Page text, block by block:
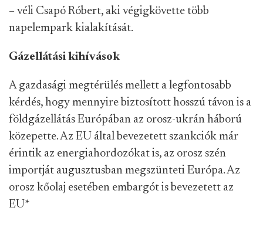
– véli Csapó Róbert, aki végigkövette több
napelempark kialakítását.
Gázellátási kihívások
A gazdasági megtérülés mellett a legfontosabb
kérdés, hogy mennyire biztosított hosszú távon is a
földgázellátás Európában az orosz-ukrán háború
közepette. Az EU által bevezetett szankciók már
érintik az energiahordozókat is, az orosz szén
importját augusztusban megszünteti Európa. Az
orosz kőolaj esetében embargót is bevezetett az
EU*